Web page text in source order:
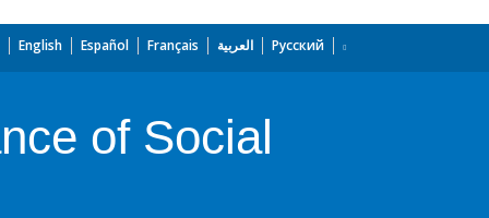
English Español Français العربية Русский
of Social